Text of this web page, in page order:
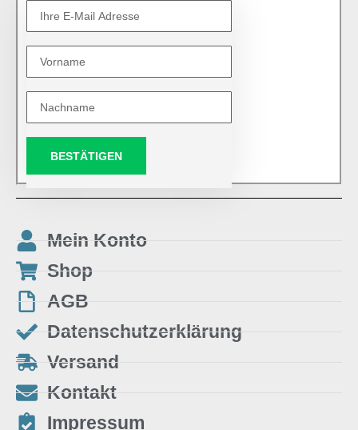
BESTÄTIGEN
Mein Konto
Shop
AGB
Datenschutzerklärung
Versand
Kontakt
Impressum